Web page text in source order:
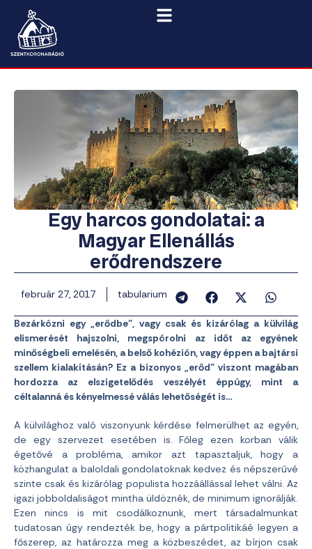
Egy harcos gondolatai: a
Magyar Ellenállás
erődrendszere
február 27, 2017 tabularium
Bezárkózni egy „erődbe”, vagy csak és kizárólag a külvilág
elismerését hajszolni, megspórolni az időt az egyének
minőségbeli emelésén, a belső kohézión, vagy éppen a bajtársi
szellem kialakításán? Ez a bizonyos „erőd” viszont magában
hordozza az elszigetelődés veszélyét éppúgy, mint a
céltalanná és kényelmessé válás lehetőségét is…
A külvilághoz való viszonyunk kérdése felmerülhet az egyén,
de egy szervezet esetében is. Főleg ezen korban válik
égetővé a probléma, amikor azt tapasztaljuk, hogy a
közhangulat a baloldali gondolatoknak kedvez és népszerűvé
szinte csak és kizárólag populista hozzáállással lehet válni. Az
igazi jobboldaliságot mintha üldöznék, de minimum ignorálják.
Ezen nincs is mit csodálkoznunk, mert társadalmunkat
tudatosan úgy rendezték be, hogy a pártpolitikáé legyen a
főszerep, az határozza meg a közbeszédet, az bírjon csak